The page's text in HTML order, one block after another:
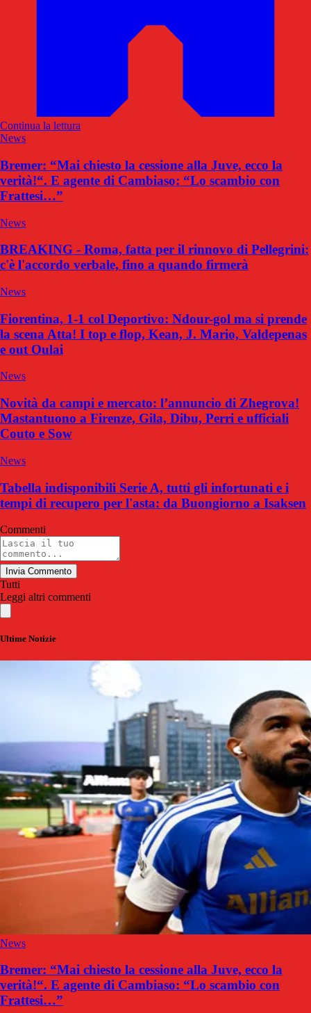
Continua la lettura
News
Bremer: “Mai chiesto la cessione alla Juve, ecco la
verità!“. E agente di Cambiaso: “Lo scambio con
Frattesi…”
News
BREAKING - Roma, fatta per il rinnovo di Pellegrini:
c'è l'accordo verbale, fino a quando firmerà
News
Fiorentina, 1-1 col Deportivo: Ndour-gol ma si prende
la scena Atta! I top e flop, Kean, J. Mario, Valdepenas
e out Oulai
News
Novità da campi e mercato: l’annuncio di Zhegrova!
Mastantuono a Firenze, Gila, Dibu, Perri e ufficiali
Couto e Sow
News
Tabella indisponibili Serie A, tutti gli infortunati e i
tempi di recupero per l'asta: da Buongiorno a Isaksen
Commenti
Invia Commento
Tutti
Leggi altri commenti
Ultime Notizie
News
Bremer: “Mai chiesto la cessione alla Juve, ecco la
verità!“. E agente di Cambiaso: “Lo scambio con
Frattesi…”